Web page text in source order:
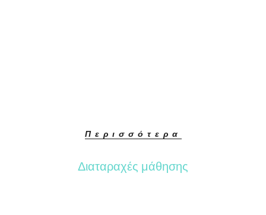
Περισσότερα
Διαταραχές μάθησης